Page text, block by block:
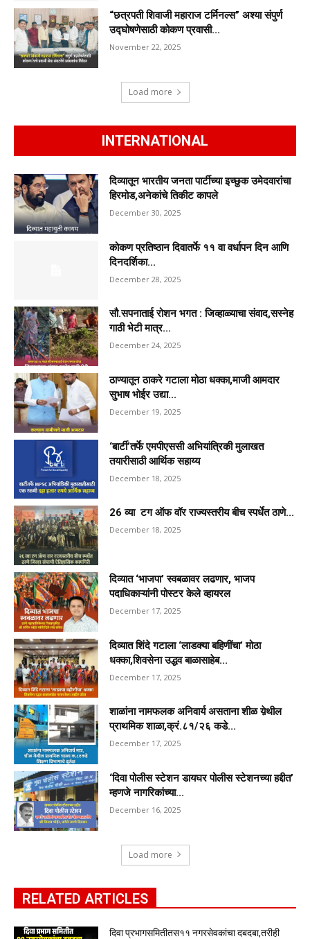
“छत्रपती शिवाजी महाराज टर्मिनल्स” अश्या संपुर्ण
उद्घोषणेसाठी कोकण प्रवासी...
November 22, 2025
Load more
INTERNATIONAL
दिव्यातून भारतीय जनता पार्टीच्या इच्छुक उमेदवारांचा
हिरमोड,अनेकांचे तिकीट कापले
December 30, 2025
कोकण प्रतिष्ठान दिवातर्फे ११ वा वर्धापन दिन आणि
दिनदर्शिका...
December 28, 2025
सौ.सपनाताई रोशन भगत : जिव्हाळ्याचा संवाद,सस्नेह
गाठी भेटी मात्र...
December 24, 2025
ठाण्यातून ठाकरे गटाला मोठा धक्का,माजी आमदार
सुभाष भोईर उद्या...
December 19, 2025
‘बार्टी’तर्फे एमपीएससी अभियांत्रिकी मुलाखत
तयारीसाठी आर्थिक सहाय्य
December 18, 2025
26 व्या टग ऑफ वॉर राज्यस्तरीय बीच स्पर्धेत ठाणे...
December 18, 2025
दिव्यात ‘भाजपा’ स्वबळावर लढणार, भाजप
पदाधिकाऱ्यांनी पोस्टर केले व्हायरल
December 17, 2025
दिव्यात शिंदे गटाला ‘लाडक्या बहिणींचा’ मोठा
धक्का,शिवसेना उद्धव बाळासाहेब...
December 17, 2025
शाळांना नामफलक अनिवार्य असताना शीळ य़ेथील
प्राथमिक शाळा,क्रं.८१/२६ कडे...
December 17, 2025
‘दिवा पोलीस स्टेशन डायघर पोलीस स्टेशनच्या हद्दीत’
म्हणजे नागरिकांच्या...
December 16, 2025
Load more
RELATED ARTICLES
दिवा प्रभागसमितीतस११ नगरसेवकांचा दबदबा,तरीही